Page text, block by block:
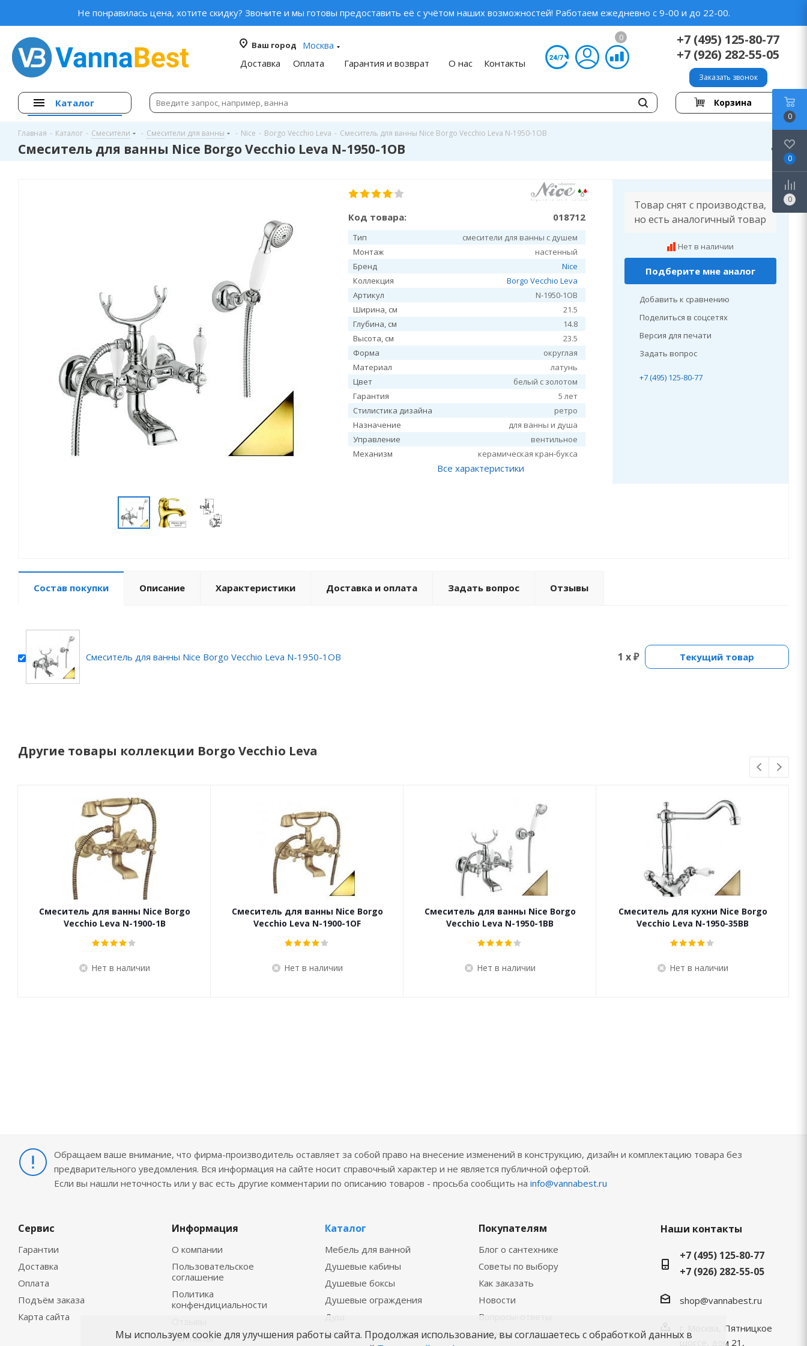
Не понравилась цена, хотите скидку? Звоните и мы готовы предоставить её с учётом наших возможностей! Работаем ежедневно с 9-00 и до 22-00.
Ваш город
Москва
Доставка
Оплата Гарантия и возврат О нас Контакты
0
+7 (495) 125-80-77
+7 (926) 282-55-05
Заказать звонок
Каталог Корзина
Главная - Каталог - Смесители - Смесители для ванны - Nice - Borgo Vecchio Leva - Смеситель для ванны Nice Borgo Vecchio Leva N-1950-1OB
Смеситель для ванны Nice Borgo Vecchio Leva N-1950-1OB
Код товара: 018712
Тип
смесители для ванны с душем
Монтаж
настенный
Бренд
Nice
Коллекция
Borgo Vecchio Leva
Артикул
N-1950-1OB
Ширина, см
21.5
Глубина, см
14.8
Высота, см
23.5
Форма
округлая
Материал
латунь
Цвет
белый с золотом
Гарантия
5 лет
Стилистика дизайна
ретро
Назначение
для ванны и душа
Управление
вентильное
Механизм
керамическая кран-букса
Все характеристики
Товар снят с производства,
но есть аналогичный товар
Нет в наличии
Подберите мне аналог
Добавить к сравнению
Поделиться в соцсетях
Версия для печати
Задать вопрос
+7 (495) 125-80-77
Состав покупки Описание Характеристики Доставка и оплата Задать вопрос Отзывы
Смеситель для ванны Nice Borgo Vecchio Leva N-1950-1OB 1 x ₽ Текущий товар
Другие товары коллекции Borgo Vecchio Leva
Смеситель для ванны Nice Borgo
Vecchio Leva N-1900-1B
Нет в наличии
Смеситель для ванны Nice Borgo
Vecchio Leva N-1900-1OF
Нет в наличии
Смеситель для ванны Nice Borgo
Vecchio Leva N-1950-1BB
Нет в наличии
Смеситель для кухни Nice Borgo
Vecchio Leva N-1950-35BB
Нет в наличии
Обращаем ваше внимание, что фирма-производитель оставляет за собой право на внесение изменений в конструкцию, дизайн и комплектацию товара без
предварительного уведомления. Вся информация на сайте носит справочный характер и не является публичной офертой.
Если вы нашли неточность или у вас есть другие комментарии по описанию товаров - просьба сообщить на info@vannabest.ru
Сервис
Гарантии
Доставка
Оплата
Подъём заказа
Карта сайта
Информация
О компании
Пользовательское
соглашение
Политика
конфендициальности
Контакты
Каталог
Мебель для ванной
Душевые кабины
Душевые боксы
Душевые ограждения
Душ
Ванны
Покупателям
Блог о сантехнике
Советы по выбору
Как заказать
Новости
Вопросы-ответы
Бренды
Наши контакты
+7 (495) 125-80-77
+7 (926) 282-55-05
shop@vannabest.ru
г. Москва, Пятницкое
шоссе, дом 21,
0
0
0
Мы используем cookie для улучшения работы сайта. Продолжая использование, вы соглашаетесь с обработкой данных в